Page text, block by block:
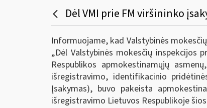
Dėl VMI prie FM viršininko
Informuojame, kad Valstybinės
„Dėl Valstybinės mokesčių inspekcijos
Respublikos apmokestinamųjų
išregistravimo, identifikacinio
Įsakymas), buvo pakeista
išregistravimo Lietuvos Respublikoje